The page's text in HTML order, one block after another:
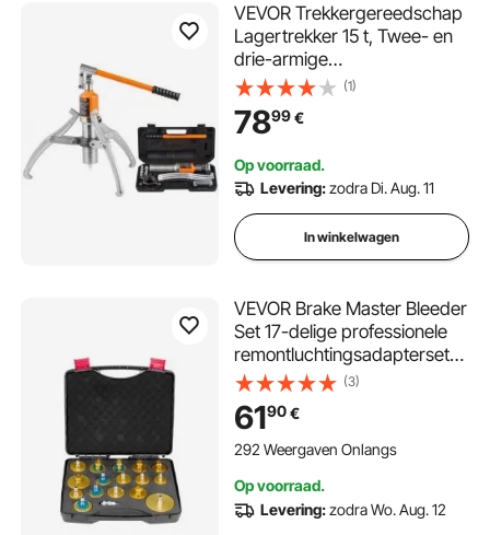
VEVOR Trekkergereedschap
Lagertrekker 15 t, Twee- en
drie-armige
kogellagertrekker Binnen- en
buiten 304,8 mm max.
spreiding, paralleltrekker
Automobieltrekker
Hydraulisch
(1)
7899€
Op voorraad.
Levering:zodra Di. Aug. 11
In winkelwagen
VEVOR Brake Master Bleeder
Set 17-delige professionele
remontluchtingsadapterset
met complete set en
handvat, duurzame
remontluchtingsadapter voor
het bijvullen van remvloeistof
(3)
6190€
292 Weergaven Onlangs
Op voorraad.
Levering:zodra Wo. Aug. 12